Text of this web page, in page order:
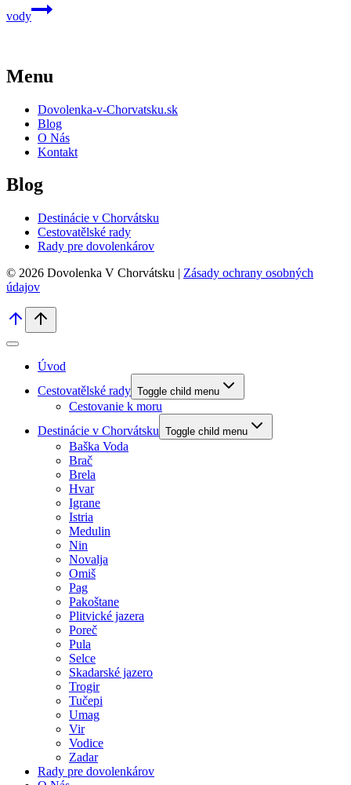
vody
Menu
Dovolenka-v-Chorvatsku.sk
Blog
O Nás
Kontakt
Blog
Destinácie v Chorvátsku
Cestovatělské rady
Rady pre dovolenkárov
© 2026 Dovolenka V Chorvátsku | Zásady ochrany osobných
údajov
Úvod
Cestovatělské rady Toggle child menu
Cestovanie k moru
Destinácie v Chorvátsku Toggle child menu
Baška Voda
Brač
Brela
Hvar
Igrane
Istria
Medulin
Nin
Novalja
Omiš
Pag
Pakoštane
Plitvické jazera
Poreč
Pula
Selce
Skadarské jazero
Trogir
Tučepi
Umag
Vir
Vodice
Zadar
Rady pre dovolenkárov